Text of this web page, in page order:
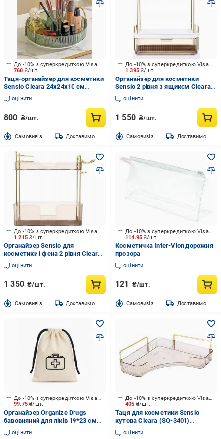
760 ₴/шт.
До -10% з суперкредиткою Visa Вигода
Таця-органайзер для косметики
Sensio Cleara 24х24х10 см
кругла зелений
оцінити
800 ₴/шт.
Cамовивіз Доставимо
1 395₴/шт.
До -10% з суперкредиткою Visa Вигода
Органайзер для косметики
Sensio 2 рівня з ящиком Cleara
(SQ-3471) бурштин
оцінити
1 550 ₴/шт.
Cамовивіз Доставимо
1 215₴/шт.
До -10% з суперкредиткою Visa Вигода
Органайзер Sensio для
косметики і фена 2 рівня Cleara
(SQ-3488) бурштин
оцінити
1 350 ₴/шт.
Cамовивіз Доставимо
114.95₴/шт.
До -10% з суперкредиткою Visa Вигода
Косметичка Inter-Vion дорожня
прозора
оцінити
121 ₴/шт.
Cамовивіз Доставимо
99.75₴/шт.
До -10% з суперкредиткою Visa Вигода
Органайзер Organize Drugs
бавовняний для ліків 19*23 см
(світлий) бежевий
оцінити
405 ₴/шт.
До -10% з суперкредиткою Visa Вигода
Таця для косметики Sensio
кутова Cleara (SQ-3401)
бурштин
оцінити